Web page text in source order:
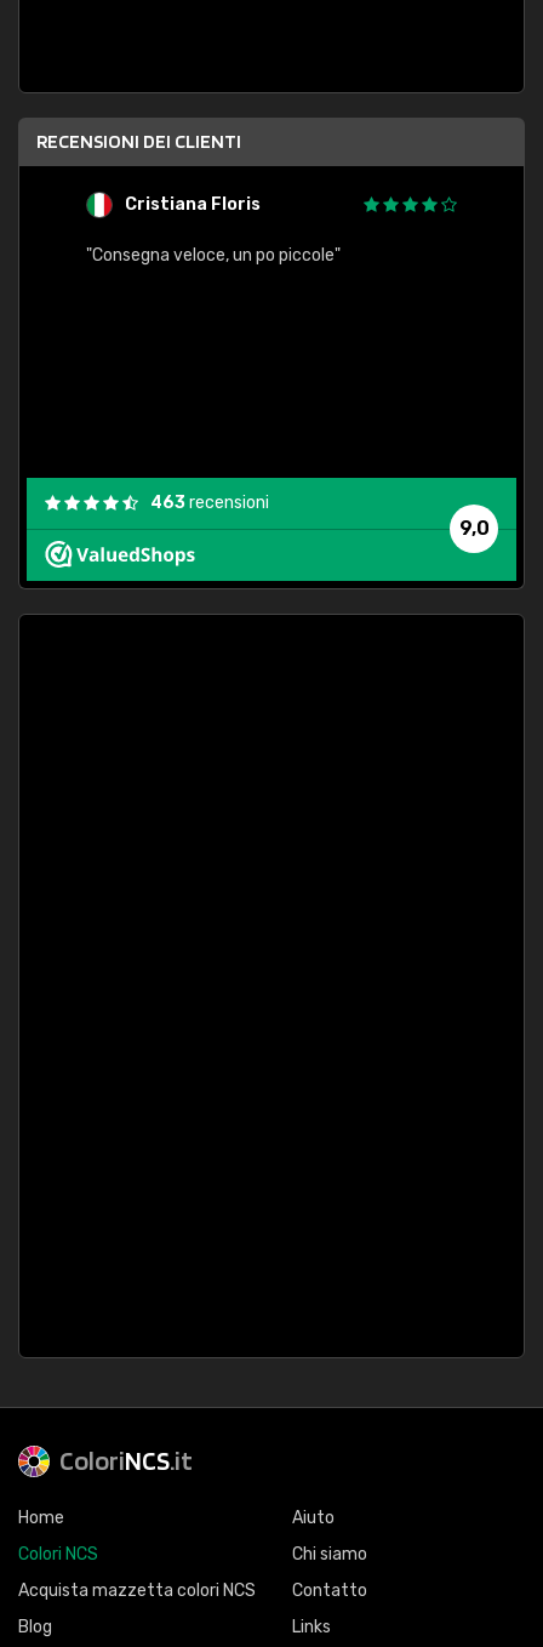
RECENSIONI DEI CLIENTI
Cristiana Floris
"Consegna veloce, un po piccole"
9,0
463recensioni
ColoriNCS.it
Home
Colori NCS
Acquista mazzetta colori NCS
Blog
Aiuto
Chi siamo
Contatto
Links